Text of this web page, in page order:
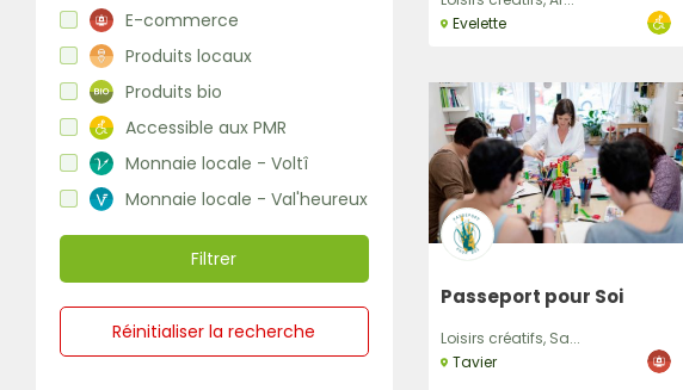
E-commerce
Produits locaux
Produits bio
Accessible aux PMR
Monnaie locale - Voltî
Monnaie locale - Val'heureux
Filtrer
Réinitialiser la recherche
Evelette
Passeport pour Soi
Loisirs créatifs, Sa...
Tavier